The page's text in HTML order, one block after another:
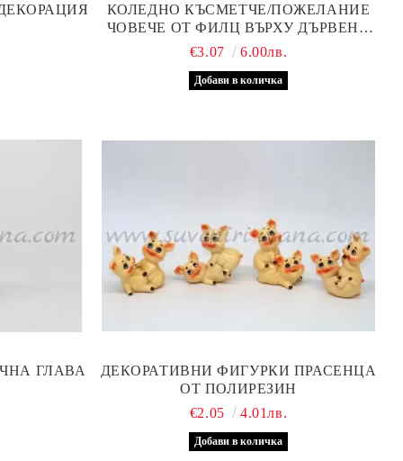
КОЛЕДНО КЪСМЕТЧЕ/ПОЖЕЛАНИЕ
ЧОВЕЧЕ ОТ ФИЛЦ ВЪРХУ ДЪРВЕНА
ШАЙБА
€3.07 6.00лв.
ГЛАВА
ДЕКОРАТИВНИ ФИГУРКИ ПРАСЕНЦА
ОТ ПОЛИРЕЗИН
€2.05
4.01лв.